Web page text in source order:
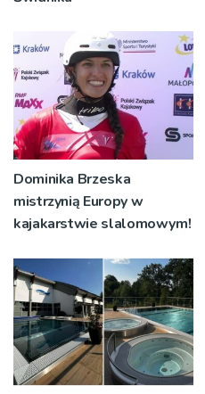
Dominika Brzeska
mistrzynią Europy w
kajakarstwie slalomowym!